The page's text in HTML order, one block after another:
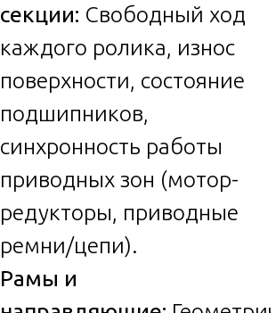
секции: Свободный ход
каждого ролика, износ
поверхности, состояние
подшипников,
синхронность работы
приводных зон (мотор-
редукторы, приводные
ремни/цепи).
Рамы и